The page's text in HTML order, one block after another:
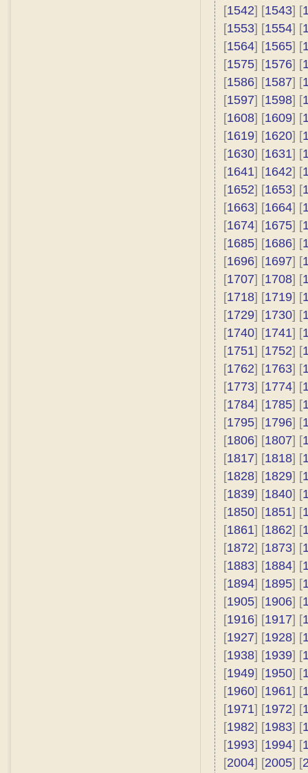
[1542] [1543] [
[1553] [1554] [
[1564] [1565] [
[1575] [1576] [
[1586] [1587] [
[1597] [1598] [
[1608] [1609] [
[1619] [1620] [
[1630] [1631] [
[1641] [1642] [
[1652] [1653] [
[1663] [1664] [
[1674] [1675] [
[1685] [1686] [
[1696] [1697] [
[1707] [1708] [
[1718] [1719] [
[1729] [1730] [
[1740] [1741] [
[1751] [1752] [
[1762] [1763] [
[1773] [1774] [
[1784] [1785] [
[1795] [1796] [
[1806] [1807] [
[1817] [1818] [
[1828] [1829] [
[1839] [1840] [
[1850] [1851] [
[1861] [1862] [
[1872] [1873] [
[1883] [1884] [
[1894] [1895] [
[1905] [1906] [
[1916] [1917] [
[1927] [1928] [
[1938] [1939] [
[1949] [1950] [
[1960] [1961] [
[1971] [1972] [
[1982] [1983] [
[1993] [1994] [
[2004] [2005] [